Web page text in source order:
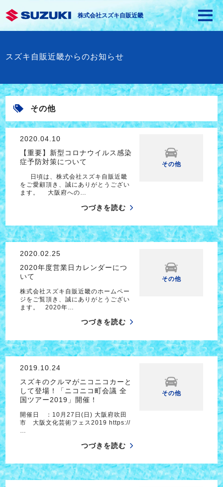
株式会社スズキ自販近畿
スズキ自販近畿からのお知らせ
その他
2020.04.10
【重要】新型コロナウイルス感染
症予防対策について
日頃は、株式会社スズキ自販近畿
をご愛顧頂き、誠にありがとうござい
ます。 大阪府への…
つづきを読む
その他
2020.02.25
2020年度営業日カレンダーにつ
いて
株式会社スズキ自販近畿のホームペー
ジをご覧頂き、誠にありがとうござい
ます。 2020年…
つづきを読む
その他
2019.10.24
スズキのクルマがニコニコカーと
して登場！「ニコニコ町会議 全
国ツアー2019」開催！
開催日 ：10月27日(日) 大阪府吹田
市 大阪文化芸術フェス2019 https://
…
つづきを読む
その他